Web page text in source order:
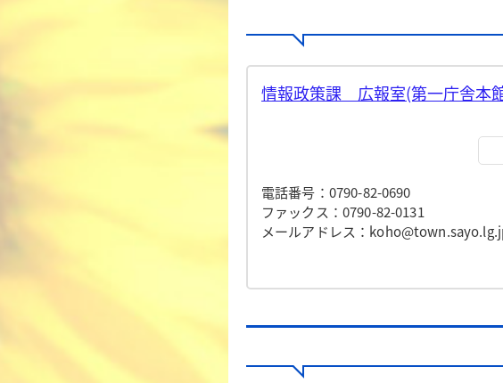
情報政策課 広報室(第一庁舎
電話番号：0790-82-0690
ファックス：0790-82-0131
メールアドレス：